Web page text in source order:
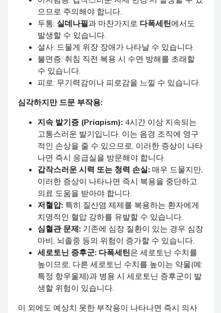
으므로 주의해야 합니다.
두통: 실데나필과 마찬가지로 다폭세틴에서도
발생할 수 있습니다.
설사: 드물게 위장 장애가 나타날 수 있습니다.
불면증: 취침 직전 복용 시 수면 방해를 초래할
수 있습니다.
피로: 무기력감이나 피로감을 느낄 수 있습니다.
심각하지만 드문 부작용:
지속 발기증 (Priapism): 4시간 이상 지속되는
고통스러운 발기입니다. 이는 음경 조직에 영구
적인 손상을 줄 수 있으므로, 이러한 증상이 나타
나면 즉시 응급실을 방문해야 합니다.
갑작스러운 시력 또는 청력 손실: 매우 드물지만,
이러한 증상이 나타나면 즉시 복용을 중단하고
의료 도움을 받아야 합니다.
저혈압: 특히 질산염 제제를 복용하는 환자에게
치명적인 혈압 강하를 유발할 수 있습니다.
심혈관 문제: 기존에 심장 질환이 있는 경우 심장
마비, 뇌졸중 등의 위험이 증가할 수 있습니다.
세로토닌 증후군: 다폭세틴은 세로토닌 수치를
높이므로, 다른 세로토닌 수치를 높이는 약물(예:
특정 항우울제)과 병용 시 세로토닌 증후군이 발
생할 위험이 있습니다.
이 외에도 예상치 못한 부작용이 나타나면 즉시 의사